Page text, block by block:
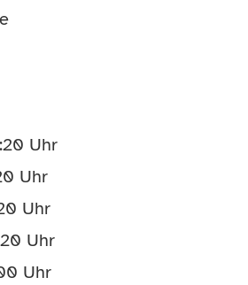
Uhr
Uhr
Uhr
Uhr
Uhr